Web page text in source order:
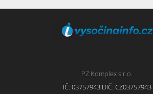
PZ Komplex s.r.o.
IČ: 03757943 DIČ: CZ03757943